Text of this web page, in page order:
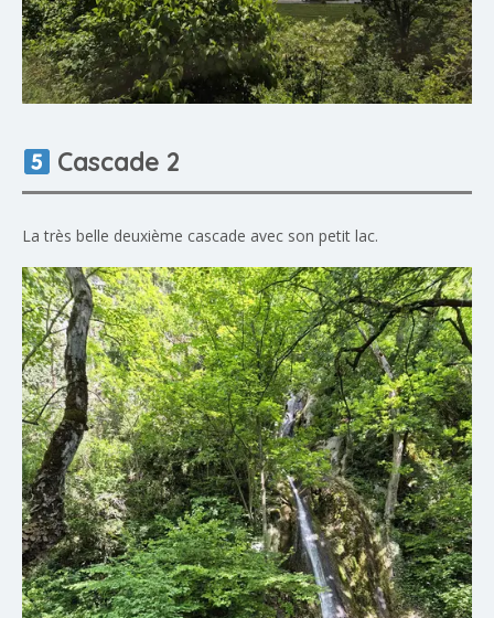
Cascade 2
La très belle deuxième cascade avec son petit lac.